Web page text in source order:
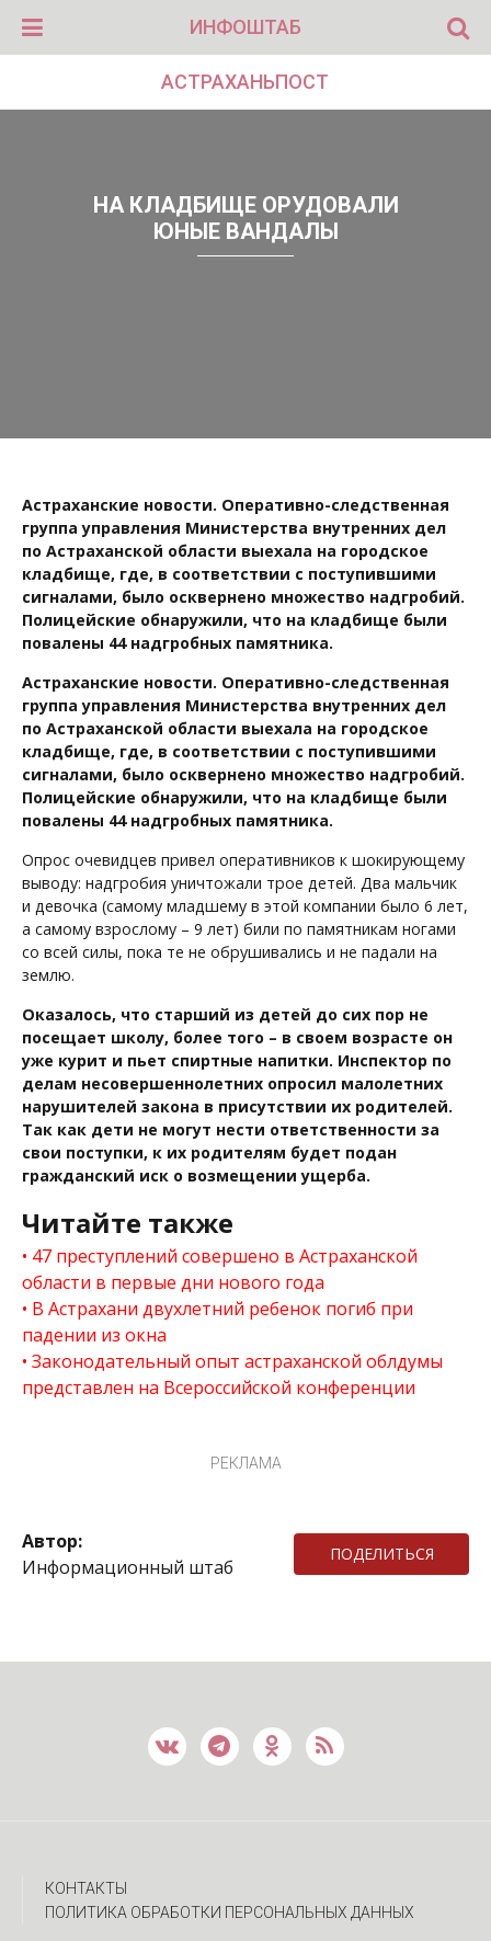
ИНФОШТАБ
АСТРАХАНЬПОСТ
НА КЛАДБИЩЕ ОРУДОВАЛИ
ЮНЫЕ ВАНДАЛЫ
Астраханские новости. Оперативно-следственная
группа управления Министерства внутренних дел
по Астраханской области выехала на городское
кладбище, где, в соответствии с поступившими
сигналами, было осквернено множество надгробий.
Полицейские обнаружили, что на кладбище были
повалены 44 надгробных памятника.
Астраханские новости. Оперативно-следственная
группа управления Министерства внутренних дел
по Астраханской области выехала на городское
кладбище, где, в соответствии с поступившими
сигналами, было осквернено множество надгробий.
Полицейские обнаружили, что на кладбище были
повалены 44 надгробных памятника.
Опрос очевидцев привел оперативников к шокирующему
выводу: надгробия уничтожали трое детей. Два мальчик
и девочка (самому младшему в этой компании было 6 лет,
а самому взрослому – 9 лет) били по памятникам ногами
со всей силы, пока те не обрушивались и не падали на
землю.
Оказалось, что старший из детей до сих пор не
посещает школу, более того – в своем возрасте он
уже курит и пьет спиртные напитки. Инспектор по
делам несовершеннолетних опросил малолетних
нарушителей закона в присутствии их родителей.
Так как дети не могут нести ответственности за
свои поступки, к их родителям будет подан
гражданский иск о возмещении ущерба.
Читайте также
47 преступлений совершено в Астраханской
области в первые дни нового года
В Астрахани двухлетний ребенок погиб при
падении из окна
Законодательный опыт астраханской облдумы
представлен на Всероссийской конференции
РЕКЛАМА
Автор:
Информационный штаб
ПОДЕЛИТЬСЯ
КОНТАКТЫ
ПОЛИТИКА ОБРАБОТКИ ПЕРСОНАЛЬНЫХ ДАННЫХ